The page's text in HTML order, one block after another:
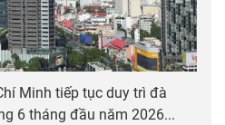
Minh tiếp tục duy trì đà
6 tháng đầu năm 2026...